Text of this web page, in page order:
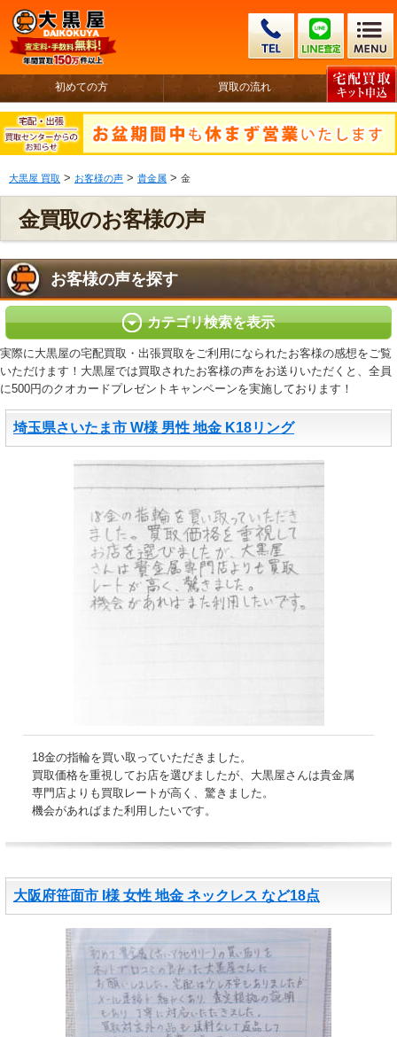
初めての方 買取の流れ
大黒屋 買取 > お客様の声 > 貴金属 > 金
金買取のお客様の声
お客様の声を探す
カテゴリ検索を表示
実際に大黒屋の宅配買取・出張買取をご利用になられたお客様の感想をご覧
いただけます！大黒屋では買取されたお客様の声をお送りいただくと、全員
に500円のクオカードプレゼントキャンペーンを実施しております！
埼玉県さいたま市 W様 男性 地金 K18リング
18金の指輪を買い取っていただきました。
買取価格を重視してお店を選びましたが、大黒屋さんは貴金属
専門店よりも買取レートが高く、驚きました。
機会があればまた利用したいです。
大阪府笹面市 I様 女性 地金 ネックレス など18点